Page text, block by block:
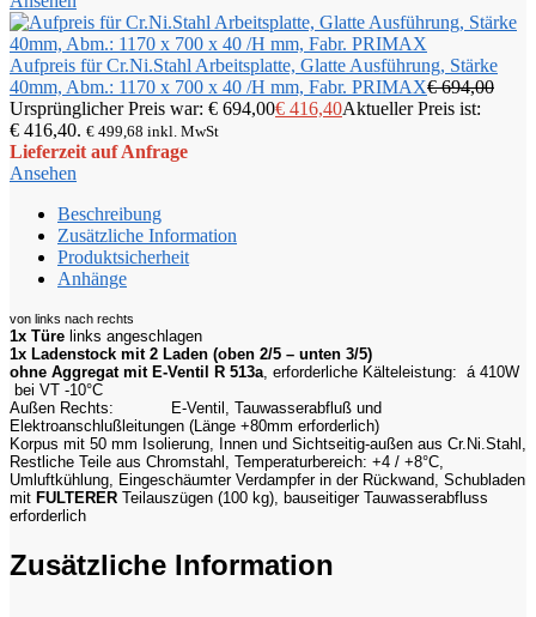
Aufpreis für Cr.Ni.Stahl Arbeitsplatte, Glatte Ausführung, Stärke
40mm, Abm.: 1170 x 700 x 40 /H mm, Fabr. PRIMAX€694,00
Ursprünglicher Preis war: € 694,00€ 416,40Aktueller Preis ist:
€ 416,40. € 499,68 inkl. MwSt
Lieferzeit auf Anfrage
Ansehen
Beschreibung
Zusätzliche Information
Produktsicherheit
Anhänge
von links nach rechts
1x Türe links angeschlagen
1x Ladenstock mit 2 Laden (oben 2/5 – unten 3/5)
ohne Aggregat mit E-Ventil R 513a, erforderliche Kälteleistung: á 410W
bei VT -10°C
Außen Rechts:
E-Ventil, Tauwasserabfluß und
Elektroanschlußleitungen (Länge +80mm erforderlich)
Korpus mit 50 mm Isolierung, Innen und Sichtseitig-außen aus Cr.Ni.Stahl,
Restliche Teile aus Chromstahl, Temperaturbereich: +4 / +8°C,
Umluftkühlung, Eingeschäumter Verdampfer in der Rückwand, Schubladen
mit FULTERER Teilauszügen (100 kg), bauseitiger Tauwasserabfluss
erforderlich
Zusätzliche Information